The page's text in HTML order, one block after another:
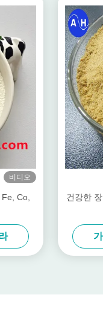
비디오
Co,
건강한